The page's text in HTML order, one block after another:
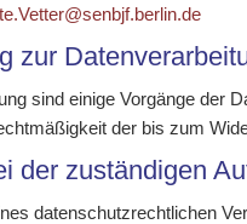
zur
sind einige Vorgänge der
der bis zum
der zuständigen
datenschutzrechtlichen